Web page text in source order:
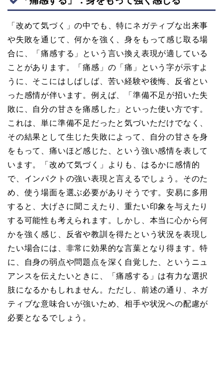
「改めて気づく」の中でも、特にネガティブな出来事
や失敗を通じて、何かを強く、身をもって感じ取る場
合に、「痛感する」という言い換え表現が適している
ことがあります。「痛感」の「痛」という字が示すよ
うに、そこにはしばしば、苦い経験や後悔、反省とい
った感情が伴います。例えば、「準備不足が招いた失
敗に、自分の甘さを痛感した」といった使い方です。
これは、単に準備不足だったと気づいただけでなく、
その結果として生じた失敗によって、自分の甘さを身
をもって、痛いほど感じた、という強い感情を表して
います。「改めて気づく」よりも、はるかに感情的
で、インパクトの強い表現と言えるでしょう。そのた
め、使う場面を選ぶ必要がありそうです。安易に多用
すると、大げさに聞こえたり、重たい印象を与えたり
する可能性も考えられます。しかし、本当に心から何
かを強く感じ、反省や教訓を得たという状況を表現し
たい場合には、非常に効果的な言葉となり得ます。特
に、自身の弱点や問題点を深く自覚した、というニュ
アンスを伝えたいときに、「痛感する」は有力な選択
肢になるかもしれません。ただし、前述の通り、ネガ
ティブな意味合いが強いため、相手や状況への配慮が
必要となるでしょう。